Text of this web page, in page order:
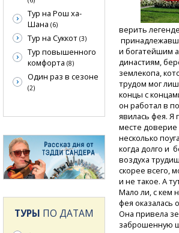
верить
и богатейшим
династиям,
землекопа,
трудом мог
концы с
он работал в
явилась фея. Я
месте доверие
несколько
когда долго и
воздуха
скорее всего,
и не такое. А
Мало ли, с кем
фея оказалась
Она привела
заброшенную
Тур на Рош ха-
Шана (6)
Тур на Суккот (3)
Тур повышенного
комфорта (8)
Один раз в сезоне
(2)
ТУРЫ ПО ДАТАМ